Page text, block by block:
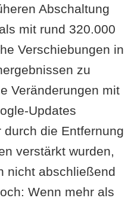
Abschaltung
mit rund 320.000
Verschiebungen in
zu
Veränderungen mit
Updates
die Entfernung
verstärkt wurden,
nicht abschließend
Wenn mehr als